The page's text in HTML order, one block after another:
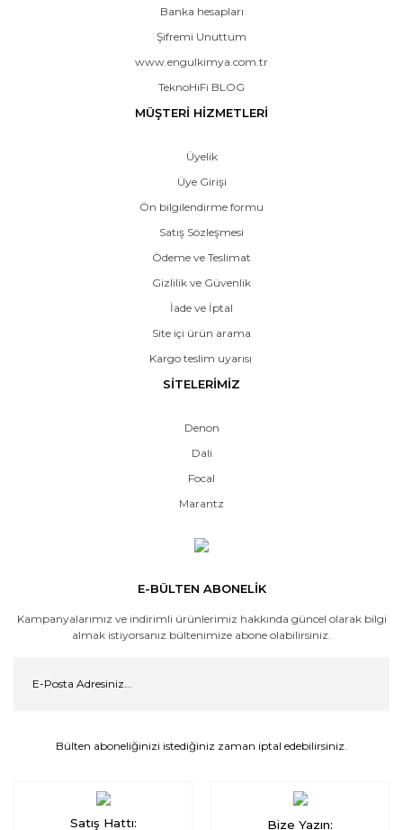
Banka hesapları
Şifremi Unuttum
www.engulkimya.com.tr
TeknoHiFi BLOG
MÜŞTERİ HİZMETLERİ
Üyelik
Üye Girişi
Ön bilgilendirme formu
Satış Sözleşmesi
Ödeme ve Teslimat
Gizlilik ve Güvenlik
İade ve İptal
Site içi ürün arama
Kargo teslim uyarısı
SİTELERİMİZ
Denon
Dali
Focal
Marantz
E-BÜLTEN ABONELİK
Kampanyalarımız ve indirimli ürünlerimiz hakkında güncel olarak bilgi
almak istiyorsanız bültenimize abone olabilirsiniz.
Bülten aboneliğinizi istediğiniz zaman iptal edebilirsiniz.
Satış Hattı: Bize Yazın: